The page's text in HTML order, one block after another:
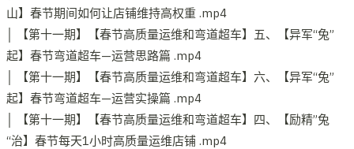
山】春节期间如何让店铺维持高权重 .mp4
│ 【第十一期】【春节高质量运维和弯道超车】五、【异军“兔”
起】春节弯道超车—运营思路篇 .mp4
│ 【第十一期】【春节高质量运维和弯道超车】六、【异军“兔”
起】春节弯道超车—运营实操篇 .mp4
│ 【第十一期】【春节高质量运维和弯道超车】四、【励精”兔
“治】春节每天1小时高质量运维店铺 .mp4